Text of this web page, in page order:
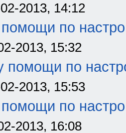
2013, 14:12
по
2013, 15:32
помощи по
2013, 15:53
по
2013, 16:08